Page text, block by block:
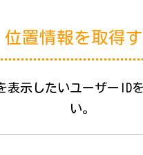
位置情報を取得
表示したいユーザーID
い。